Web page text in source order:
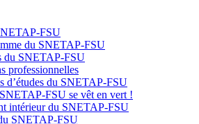
FSU
du SNETAP-FSU
du SNETAP-FSU
professionnelles
d’études du SNETAP-FSU
FSU se vêt en vert !
intérieur du SNETAP-FSU
SNETAP-FSU